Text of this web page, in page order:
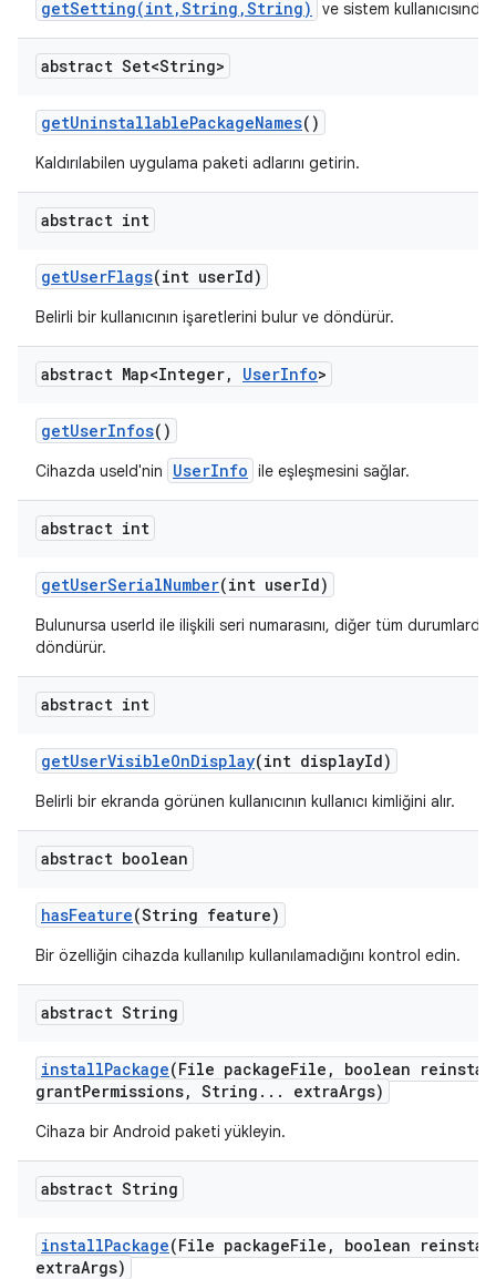
getSetting(int,String,String) ve sistem
abstract Set<String>
getUninstallablePackageNames()
Kaldırılabilen uygulama paketi adlarını getirin.
abstract int
getUserFlags(int userId)
Belirli bir kullanıcının işaretlerini bulur ve döndürür.
abstract Map<Integer, UserInfo>
getUserInfos()
Cihazda useId'nin UserInfo ile eşleşmesini sağlar.
abstract int
getUserSerialNumber(int userId)
Bulunursa userId ile ilişkili seri numarasını, diğer tüm
döndürür.
abstract int
getUserVisibleOnDisplay(int displayId)
Belirli bir ekranda görünen kullanıcının kullanıcı kimliğini alır.
abstract boolean
hasFeature(String feature)
Bir özelliğin cihazda kullanılıp kullanılamadığını kontrol edin.
abstract String
installPackage(File packageFile ,
boolean
grantPermissions, String . . . extraArgs)
Cihaza bir Android paketi yükleyin.
abstract String
installPackage(File packageFile ,
boolean
extraArgs)